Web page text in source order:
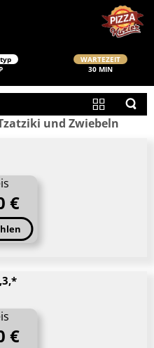
WARTEZEIT
30 MIN
und Zwiebeln
€
€